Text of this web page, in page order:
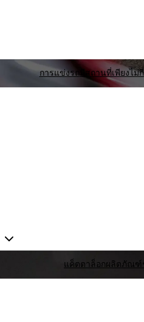
การแข่งรถ มีสถานที่เพียงไ
แค็ตตาล็อกผลิตภัณฑ์